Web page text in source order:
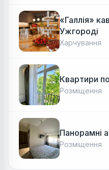
«Галлія»
Ужгороді
Харчування
Квартири
Розміщення
Панорамні
Розміщення